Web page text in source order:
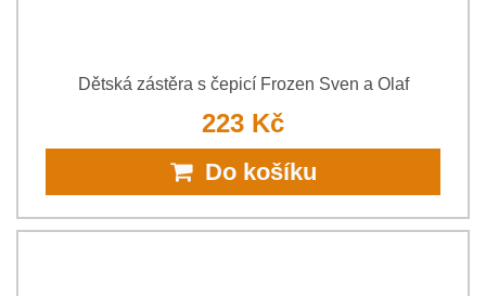
Dětská zástěra s čepicí Frozen Sven a Olaf
223 Kč
Do košíku